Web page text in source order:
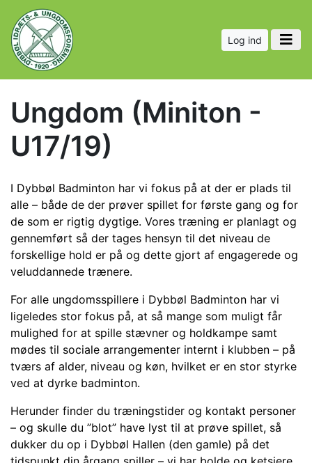
Log ind
Ungdom (Miniton -
U17/19)
I Dybbøl Badminton har vi fokus på at der er plads til
alle – både de der prøver spillet for første gang og for
de som er rigtig dygtige. Vores træning er planlagt og
gennemført så der tages hensyn til det niveau de
forskellige hold er på og dette gjort af engagerede og
veluddannede trænere.
For alle ungdomsspillere i Dybbøl Badminton har vi
ligeledes stor fokus på, at så mange som muligt får
mulighed for at spille stævner og holdkampe samt
mødes til sociale arrangementer internt i klubben – på
tværs af alder, niveau og køn, hvilket er en stor styrke
ved at dyrke badminton.
Herunder finder du træningstider og kontakt personer
– og skulle du ”blot” have lyst til at prøve spillet, så
dukker du op i Dybbøl Hallen (den gamle) på det